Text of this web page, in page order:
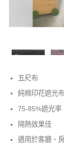
五尺布
純棉印花遮光
75-85%遮光率
隔熱效果佳
適用於客廳、